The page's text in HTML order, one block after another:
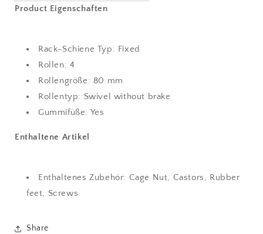
Product Eigenschaften
Rack-Schiene Typ: Fixed
Rollen: 4
Rollengröße: 80 mm
Rollentyp: Swivel without brake
Gummifüße: Yes
Enthaltene Artikel
Enthaltenes Zubehör: Cage Nut, Castors, Rubber
feet, Screws
Share